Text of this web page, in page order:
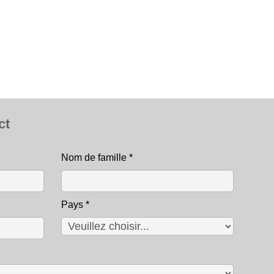
Nom de famille *
Pays *